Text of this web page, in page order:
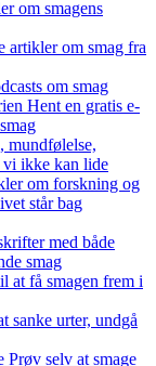
om smagens
artikler om smag fra
om smag
Hent en gratis e-
mundfølelse,
vi ikke kan lide
om forskning og
står bag
med både
smag
at få smagen frem i
sanke urter, undgå
Prøv selv at smage